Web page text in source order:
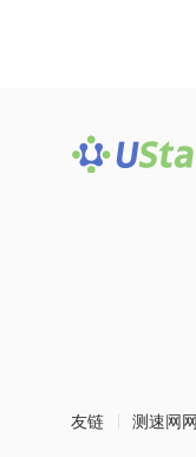
友链 测速网